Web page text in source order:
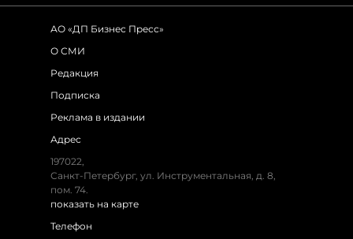
АО «ДП Бизнес Пресс»
О СМИ
Редакция
Подписка
Реклама в издании
Адрес
197022,
Санкт-Петербург, ул. Инструментальная, д. 8,
пом. 74.
показать на карте
Телефон